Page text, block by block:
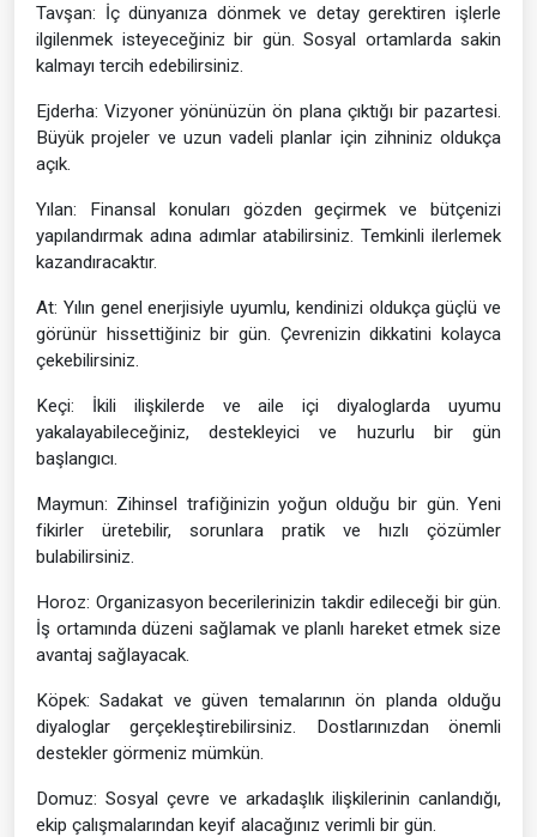
Tavşan: İç dünyanıza dönmek ve detay gerektiren işlerle
ilgilenmek isteyeceğiniz bir gün. Sosyal ortamlarda sakin
kalmayı tercih edebilirsiniz.
Ejderha: Vizyoner yönünüzün ön plana çıktığı bir pazartesi.
Büyük projeler ve uzun vadeli planlar için zihniniz oldukça
açık.
Yılan: Finansal konuları gözden geçirmek ve bütçenizi
yapılandırmak adına adımlar atabilirsiniz. Temkinli ilerlemek
kazandıracaktır.
At: Yılın genel enerjisiyle uyumlu, kendinizi oldukça güçlü ve
görünür hissettiğiniz bir gün. Çevrenizin dikkatini kolayca
çekebilirsiniz.
Keçi: İkili ilişkilerde ve aile içi diyaloglarda uyumu
yakalayabileceğiniz, destekleyici ve huzurlu bir gün
başlangıcı.
Maymun: Zihinsel trafiğinizin yoğun olduğu bir gün. Yeni
fikirler üretebilir, sorunlara pratik ve hızlı çözümler
bulabilirsiniz.
Horoz: Organizasyon becerilerinizin takdir edileceği bir gün.
İş ortamında düzeni sağlamak ve planlı hareket etmek size
avantaj sağlayacak.
Köpek: Sadakat ve güven temalarının ön planda olduğu
diyaloglar gerçekleştirebilirsiniz. Dostlarınızdan önemli
destekler görmeniz mümkün.
Domuz: Sosyal çevre ve arkadaşlık ilişkilerinin canlandığı,
ekip çalışmalarından keyif alacağınız verimli bir gün.